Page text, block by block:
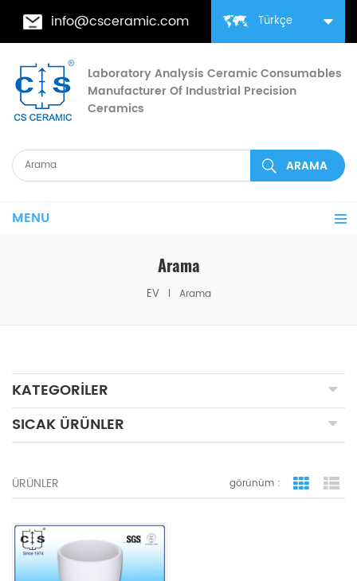
Türkçe
info@csceramic.com
Laboratory Analysis Ceramic Consumables
Manufacturer Of Industrial Precision
Ceramics
MENU
Arama
EV Arama
KATEGORILER
SICAK ÜRÜNLER
ÜRÜNLER görünüm : ızgara